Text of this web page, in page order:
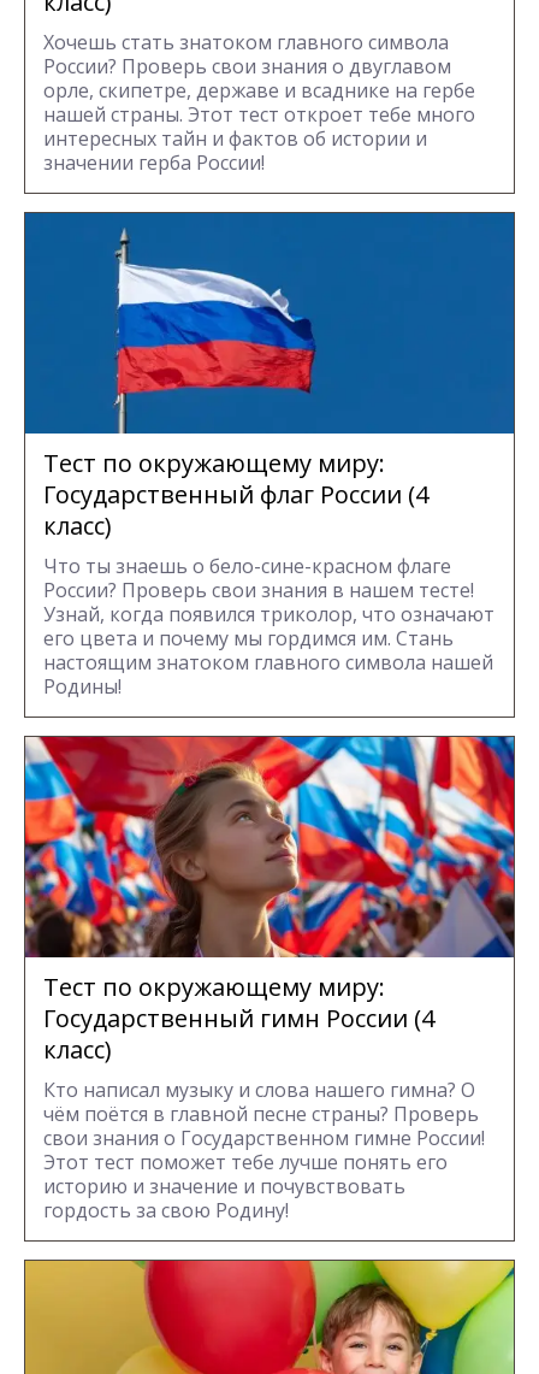
Хочешь стать знатоком главного символа
России? Проверь свои знания о двуглавом
орле, скипетре, державе и всаднике на гербе
нашей страны. Этот тест откроет тебе много
интересных тайн и фактов об истории и
значении герба России!
Тест по окружающему миру:
Государственный флаг России (4
класс)
Что ты знаешь о бело-сине-красном флаге
России? Проверь свои знания в нашем тесте!
Узнай, когда появился триколор, что означают
его цвета и почему мы гордимся им. Стань
настоящим знатоком главного символа нашей
Родины!
Тест по окружающему миру:
Государственный гимн России (4
класс)
Кто написал музыку и слова нашего гимна? О
чём поётся в главной песне страны? Проверь
свои знания о Государственном гимне России!
Этот тест поможет тебе лучше понять его
историю и значение и почувствовать
гордость за свою Родину!